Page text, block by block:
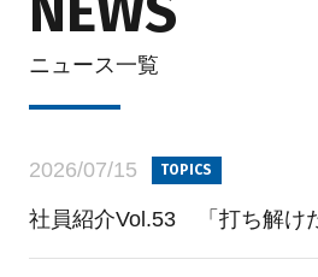
ニュース一覧
2026/07/15 TOPICS
社員紹介Vol.53 「打ち解け